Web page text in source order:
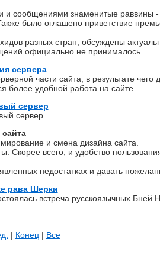
и сообщениями знаменитые раввины
было оглашено приветствие
разных стран, обсуждены
официально не принималось.
сервера
части сайта, в результате чего
более удобной работа на сайте.
сервер
сервер.
и смена дизайна сайта.
Скорее всего, и удобство
недостатках и давать
рава Шерки
встреча русскоязычных Бней
| Конец | Все